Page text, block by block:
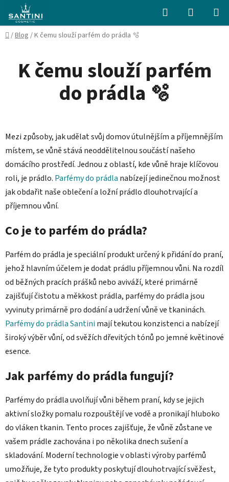
obsah
Hledat
KOŠÍK
Domů
/Blog /K čemu slouží parfém do prádla 🫧
K čemu slouží parfém
do prádla 🫧
Mezi způsoby, jak udělat svůj domov útulnějším a příjemnějším
místem, se vůně stává neoddělitelnou součástí našeho
domácího prostředí. Jednou z oblastí, kde vůně hraje klíčovou
roli, je prádlo. Parfémy do prádla nabízejí jedinečnou možnost
jak obdařit naše oblečení a ložní prádlo dlouhotrvající a
příjemnou vůní.
Co je to parfém do prádla?
Parfém do prádla je speciální produkt určený k přidání do praní,
jehož hlavním účelem je dodat prádlu příjemnou vůni. Na rozdíl
od běžných pracích prášků nebo aviváží, které primárně
zajišťují čistotu a měkkost prádla, parfémy do prádla jsou
vyvinuty primárně pro dodání a udržení vůně ve tkaninách.
Parfémy do prádla Santini mají tekutou konzistenci a nabízejí
široký výběr vůní, od svěžích dřevitých tónů po jemné květinové
esence.
Jak parfémy do prádla fungují?
Parfémy do prádla uvolňují vůni během praní, kdy se jejich
aktivní složky pomalu rozpouštějí ve vodě a pronikají hluboko
do vláken tkanin. Tento proces zajišťuje, že vůně zůstane ve
vašem prádle zachována i po několika dnech sušení a
skladování. Moderní technologie v oblasti výroby parfémů
umožňuje, že tyto produkty poskytují dlouhotrvající svěžest,